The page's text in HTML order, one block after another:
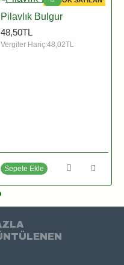
Pilavlık Bulgur
48,50TL
Vergiler Hariç:48,02TL
Sepete Ekle